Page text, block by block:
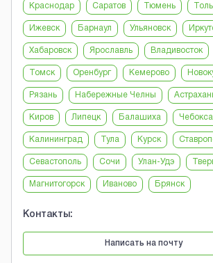
Краснодар Саратов Тюмень
Ижевск Барнаул Ульяновск
Хабаровск Ярославль Владивосток
Томск Оренбург Кемерово
Рязань Набережные Челны
Киров Липецк Балашиха
Калининград Тула Курск
Севастополь Сочи Улан-Удэ
Магнитогорск Иваново Брянск
Контакты:
Написать на почту